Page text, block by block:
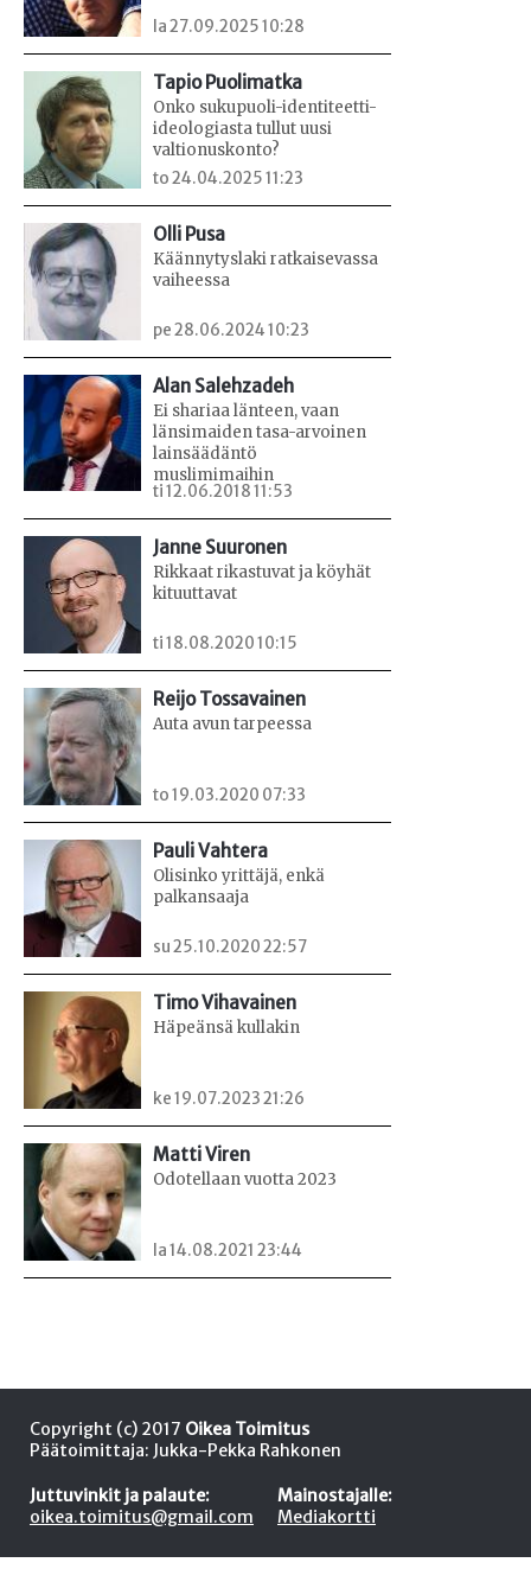
la 27.09.2025 10:28
Tapio Puolimatka
Onko sukupuoli-identiteetti-
ideologiasta tullut uusi
valtionuskonto?
to 24.04.2025 11:23
Olli Pusa
Käännytyslaki ratkaisevassa
vaiheessa
pe 28.06.2024 10:23
Alan Salehzadeh
Ei shariaa länteen, vaan
länsimaiden tasa-arvoinen
lainsäädäntö
muslimimaihin
ti 12.06.2018 11:53
Janne Suuronen
Rikkaat rikastuvat ja köyhät
kituuttavat
ti 18.08.2020 10:15
Reijo Tossavainen
Auta avun tarpeessa
to 19.03.2020 07:33
Pauli Vahtera
Olisinko yrittäjä, enkä
palkansaaja
su 25.10.2020 22:57
Timo Vihavainen
Häpeänsä kullakin
ke 19.07.2023 21:26
Matti Viren
Odotellaan vuotta 2023
la 14.08.2021 23:44
Copyright (c) 2017 Oikea Toimitus
Päätoimittaja: Jukka-Pekka Rahkonen
Juttuvinkit ja palaute:
oikea.toimitus@gmail.com
Mainostajalle:
Mediakortti